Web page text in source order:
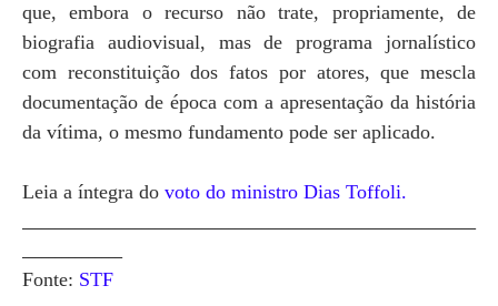
que, embora o recurso não trate, propriamente, de
biografia audiovisual, mas de programa jornalístico
com reconstituição dos fatos por atores, que mescla
documentação de época com a apresentação da história
da vítima, o mesmo fundamento pode ser aplicado.
Leia a íntegra do voto do ministro Dias Toffoli.
Fonte: STF